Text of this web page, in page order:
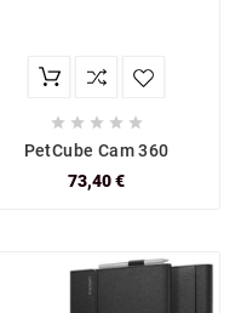
    
PetCube Cam 360
73,40 €